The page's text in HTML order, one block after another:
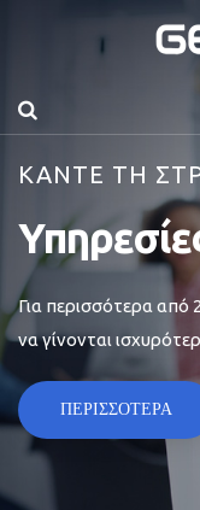
ΚΑΝΤΕ ΤΗ
Για περισσότερα από
να γίνονται
ΠΕΡΙΣΣΟΤΕΡΑ